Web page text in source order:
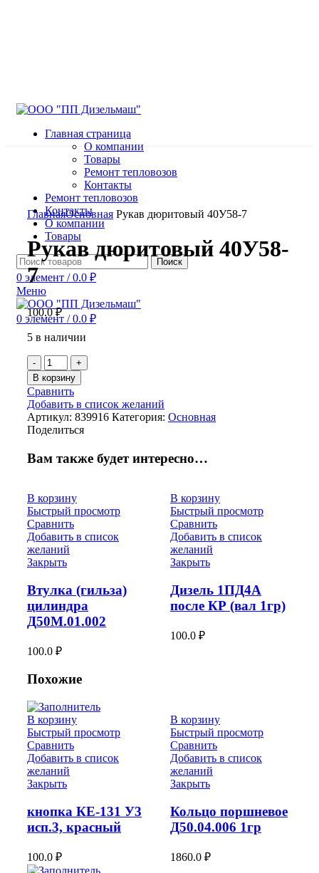
Главная страница
О компании
Товары
Ремонт тепловозов
Контакты
Ремонт тепловозов
Контакты
О компании
Товары
Поиск
0 элемент / 0.0 ₽
Меню
0 элемент / 0.0 ₽
Нажмите, чтобы увеличить
ГлавнаяОсновная Рукав дюритовый 40У58-7
Рукав дюритовый 40У58-
7
100.0₽
5 в наличии
Количество
товара
Рукав
дюритовый
40У58-
7
В корзину
Сравнить
Добавить в список желаний
Артикул: 839916 Категория: Основная
Поделиться
Вам также будет интересно…
В корзину
Быстрый просмотр
Сравнить
Добавить в список
желаний
Закрыть
Втулка (гильза)
цилиндра
Д50М.01.002
100.0 ₽
В корзину
Быстрый просмотр
Сравнить
Добавить в список
желаний
Закрыть
Дизель 1ПД4А
после КР (вал 1гр)
100.0 ₽
Похожие
В корзину
Быстрый просмотр
Сравнить
Добавить в список
желаний
Закрыть
кнопка КЕ-131 У3
исп.3, красный
100.0 ₽
В корзину
Быстрый просмотр
Сравнить
Добавить в список
желаний
Закрыть
Кольцо поршневое
Д50.04.006 1гр
1860.0 ₽